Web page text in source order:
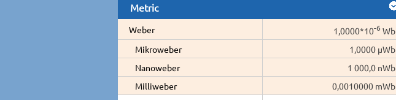
Metric
Weber 1,0000*10-6 Wb
Mikroweber
1,0000 µWb
Nanoweber
1 000,0 nWb
Milliweber
0,0010000 mWb